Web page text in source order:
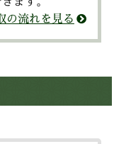
の流れを見る